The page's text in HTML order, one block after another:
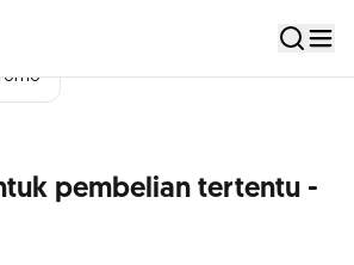
pembelian tertentu -